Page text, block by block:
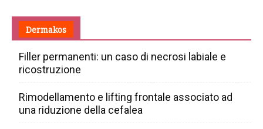
Dermakos
Filler permanenti: un caso di necrosi labiale e
ricostruzione
Rimodellamento e lifting frontale associato ad
una riduzione della cefalea